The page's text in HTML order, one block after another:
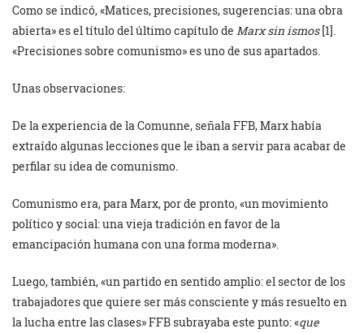
Como se indicó, «Matices, precisiones, sugerencias: una obra
abierta» es el título del último capítulo de Marx sin ismos[1].
«Precisiones sobre comunismo» es uno de sus apartados.
Unas observaciones:
De la experiencia de la Comunne, señala FFB, Marx había
extraído algunas lecciones que le iban a servir para acabar de
perfilar su idea de comunismo.
Comunismo era, para Marx, por de pronto, «un movimiento
político y social: una vieja tradición en favor de la
emancipación humana con una forma moderna».
Luego, también, «un partido en sentido amplio: el sector de los
trabajadores que quiere ser más consciente y más resuelto en
la lucha entre las clases» FFB subrayaba este punto: «que